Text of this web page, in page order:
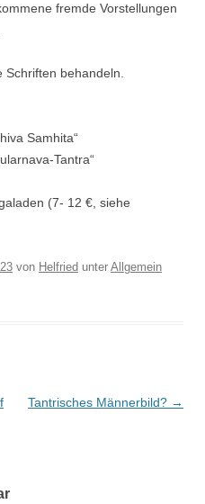
fremde Vorstellungen
behandeln.
Samhita“
Tantra“
(7- 12 €, siehe
von Helfried unter Allgemein
Tantrisches Männerbild? →